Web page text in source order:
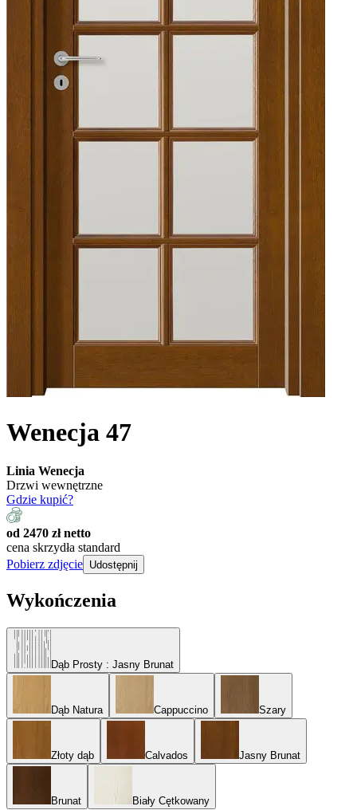
Wenecja 47
Linia Wenecja
Drzwi wewnętrzne
Gdzie kupić?
od 2470 zł netto
cena skrzydła standard
Pobierz zdjęcie Udostępnij
Wykończenia
Dąb Prosty : Jasny Brunat
Dąb Natura Cappuccino Szary
Złoty dąb Calvados Jasny Brunat
Brunat Biały Cętkowany